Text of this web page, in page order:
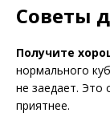
Советы
Получите
нормального
не заедает. Это
приятнее.